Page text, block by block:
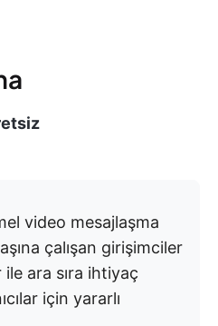
video mesajlaşma
çalışan girişimciler
ara sıra ihtiyaç
için yararlı